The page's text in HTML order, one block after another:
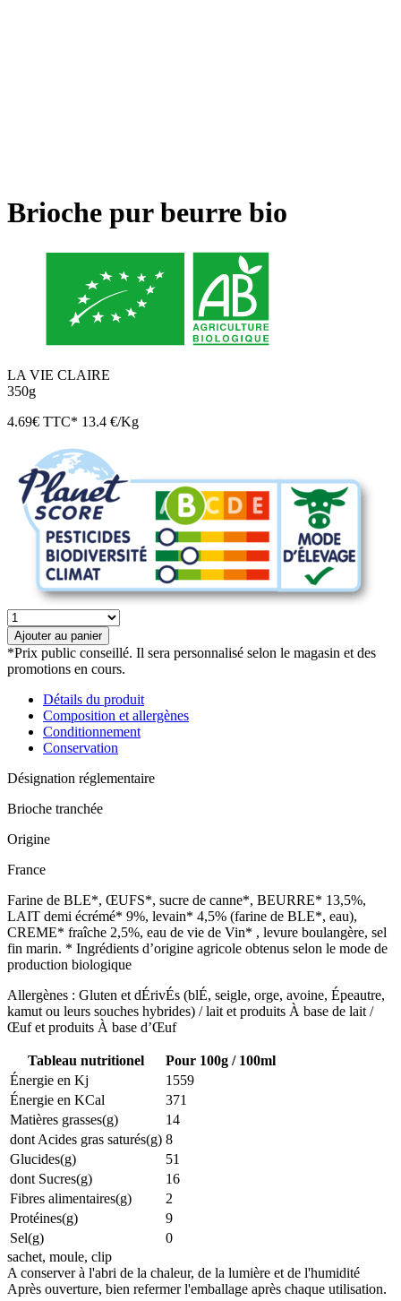
Brioche pur beurre bio
LA VIE CLAIRE
350g
4.69€ TTC* 13.4 €/Kg
quantité
de
Brioche
pur
beurre
Ajouter au panier
*Prix public conseillé. Il sera personnalisé selon le magasin et des
promotions en cours.
Détails du produit
Composition et allergènes
Conditionnement
Conservation
Désignation réglementaire
Brioche tranchée
Origine
France
Farine de BLE*, ŒUFS*, sucre de canne*, BEURRE* 13,5%,
LAIT demi écrémé* 9%, levain* 4,5% (farine de BLE*, eau),
CREME* fraîche 2,5%, eau de vie de Vin* , levure boulangère, sel
fin marin. * Ingrédients d’origine agricole obtenus selon le mode de
production biologique
Allergènes : Gluten et dÉrivÉs (blÉ, seigle, orge, avoine, Épeautre,
kamut ou leurs souches hybrides) / lait et produits À base de lait /
Œuf et produits À base d’Œuf
Tableau nutritionel
Pour 100g / 100ml
Énergie en Kj
1559
Énergie en KCal
371
Matières grasses(g)
14
dont Acides gras saturés(g) 8
Glucides(g)
51
dont Sucres(g)
16
Fibres alimentaires(g)
2
Protéines(g)
9
Sel(g)
0
sachet, moule, clip
A conserver à l'abri de la chaleur, de la lumière et de l'humidité
Après ouverture, bien refermer l'emballage après chaque utilisation.